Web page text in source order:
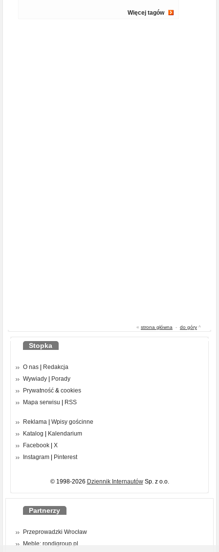
Więcej tagów
« strona główna - do góry ^
Stopka
O nas
Redakcja
Wywiady
Porady
Prywatność & cookies
Mapa serwisu
RSS
Reklama
Wpisy gościnne
Katalog
Kalendarium
Facebook
X
Instagram
Pinterest
© 1998-2026 Dziennik InternautówSp. z o.o.
Partnerzy
Przeprowadzki Wrocław
Meble: rondigroup.pl